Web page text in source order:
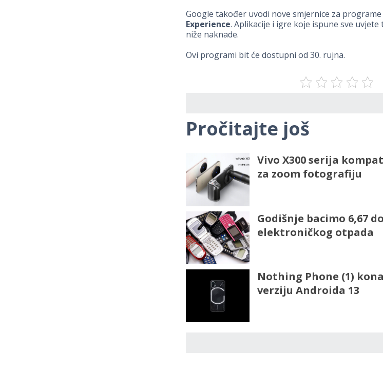
Google također uvodi nove smjernice za programe
Experience. Aplikacije i igre koje ispune sve
niže naknade.
Ovi programi bit će dostupni od 30. rujna.
Pročitajte još
Vivo X300 serija
za zoom fotografiju
Godišnje bacimo 6,67
elektroničkog otpada
Nothing Phone (1)
verziju Androida 13